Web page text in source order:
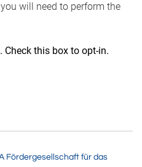
will need to perform the
Check this box to opt-in.
Fördergesellschaft für das